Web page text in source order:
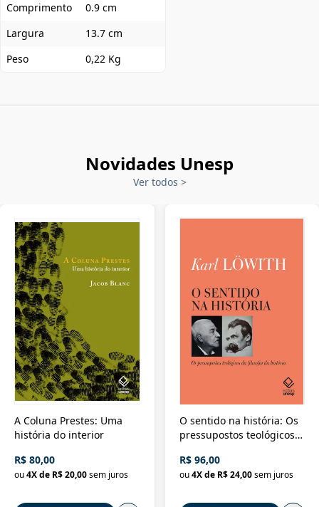
Comprimento
0.9 cm
Largura
13.7 cm
Peso
0,22 Kg
Novidades Unesp
Ver todos >
A Coluna Prestes: Uma
história do interior
R$ 80,00
ou4X de R$ 20,00sem juros
O sentido na história: Os
pressupostos teológicos
R$ 96,00
ou 4X de R$ 24,00 sem juros